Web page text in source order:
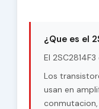
¿Que es el
El
Los
usan en